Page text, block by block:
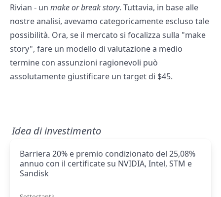
Rivian - un make or break story. Tuttavia, in base alle
nostre analisi, avevamo categoricamente escluso tale
possibilità. Ora, se il mercato si focalizza sulla "make
story", fare un modello di valutazione a medio
termine con assunzioni ragionevoli può
assolutamente giustificare un target di $45.
Idea di investimento
Barriera 20% e premio condizionato del 25,08%
annuo con il certificate su NVIDIA, Intel, STM e
Sandisk